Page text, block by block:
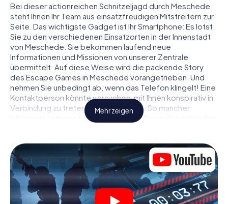
Bei dieser actionreichen Schnitzeljagd durch Meschede
steht Ihnen Ihr Team aus einsatzfreudigen Mitstreitern zur
Seite. Das wichtigste Gadget ist Ihr Smartphone: Es lotst
Sie zu den verschiedenen Einsatzorten in der Innenstadt
von Meschede. Sie bekommen laufend neue
Informationen und Missionen von unserer Zentrale
übermittelt. Auf diese Weise wird die packende Story
des Escape Games in Meschede vorangetrieben. Und
nehmen Sie unbedingt ab, wenn das Telefon klingelt! Eine
Kontaktperson könnte versuchen, mit Ihnen konspirativ in
Verbindung zu treten … Doch Vorsicht: So mancher
Informant entpuppt sich als dubioser Doppelagent und so
und vor allem: Vertrauen Sie niemandem!
Anders als in einem klassischen Escape Room in
Meschede sind Sie also nicht in ein Zimmer eingesperrt,
aus dem Sie sich in einem vorgegebenen Zeitfenster
befreien müssen. Diese Smartphone Schnitzeljagd erklärt
Mehr zeigen